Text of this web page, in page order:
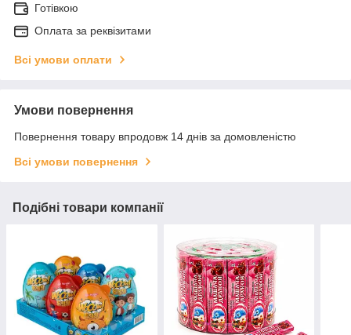
Готівкою
Оплата за реквізитами
Всі умови оплати
Умови повернення
Повернення товару впродовж 14 днів за домовленістю
Всі умови повернення
Подібні товари компанії